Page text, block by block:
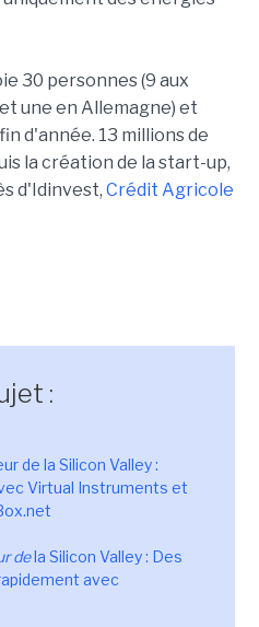
30 personnes (9 aux
une en Allemagne) et
d'année. 13 millions de
la création de la start-up,
d'Idinvest, Crédit Agricole
:
de la Silicon Valley :
Virtual Instruments et
dela Silicon Valley : Des
avec